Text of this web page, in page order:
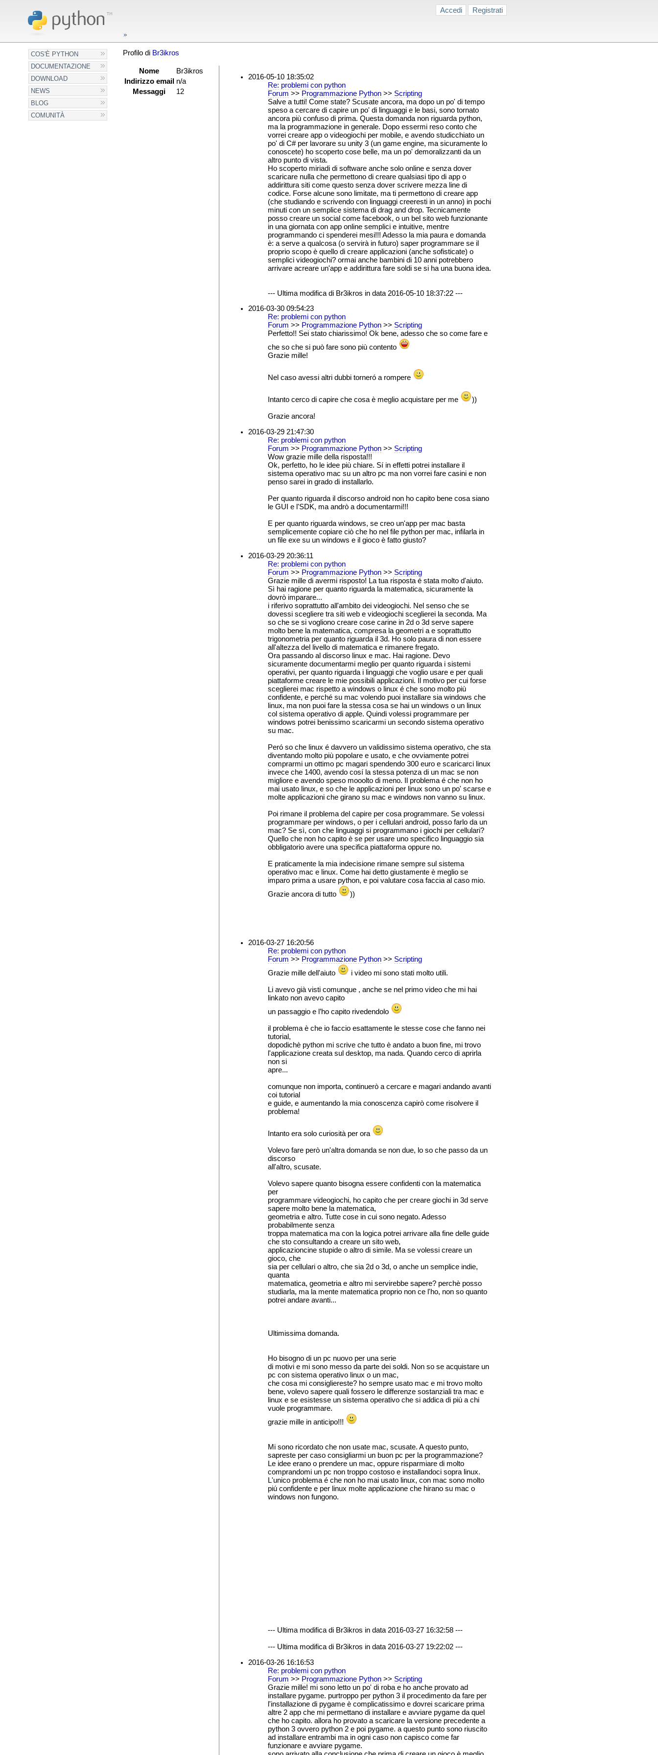
Accedi Registrati
COS'È PYTHON
DOCUMENTAZIONE
DOWNLOAD
NEWS
BLOG
COMUNITÀ
Profilo di Br3ikros
Nome
Br3ikros
Indirizzo email n/a
Messaggi
12
2016-05-10 18:35:02
Re: problemi con python
Forum >> Programmazione Python>> Scripting
Salve a tutti! Come state? Scusate ancora, ma dopo un po' di tempo
speso a cercare di capire un po' di linguaggi e le basi, sono tornato
ancora più confuso di prima. Questa domanda non riguarda python,
ma la programmazione in generale. Dopo essermi reso conto che
vorrei creare app o videogiochi per mobile, e avendo studicchiato un
po' di C# per lavorare su unity 3 (un game engine, ma sicuramente lo
conoscete) ho scoperto cose belle, ma un po' demoralizzanti da un
altro punto di vista.
Ho scoperto miriadi di software anche solo online e senza dover
scaricare nulla che permettono di creare qualsiasi tipo di app o
addirittura siti come questo senza dover scrivere mezza line di
codice. Forse alcune sono limitate, ma ti permettono di creare app
(che studiando e scrivendo con linguaggi creeresti in un anno) in pochi
minuti con un semplice sistema di drag and drop. Tecnicamente
posso creare un social come facebook, o un bel sito web funzionante
in una giornata con app online semplici e intuitive, mentre
programmando ci spenderei mesi!!! Adesso la mia paura e domanda
è: a serve a qualcosa (o servirà in futuro) saper programmare se il
proprio scopo è quello di creare applicazioni (anche sofisticate) o
semplici videogiochi? ormai anche bambini di 10 anni potrebbero
arrivare acreare un'app e addirittura fare soldi se si ha una buona idea.
--- Ultima modifica di Br3ikros in data 2016-05-10 18:37:22 ---
2016-03-30 09:54:23
Re: problemi con python
Forum >> Programmazione Python>> Scripting
Perfetto!! Sei stato chiarissimo! Ok bene, adesso che so come fare e
che so che si può fare sono più contento
Grazie mille!
Nel caso avessi altri dubbi torneró a rompere
Intanto cerco di capire che cosa è meglio acquistare per me ))
Grazie ancora!
2016-03-29 21:47:30
Re: problemi con python
Forum >> Programmazione Python>> Scripting
Wow grazie mille della risposta!!!
Ok, perfetto, ho le idee più chiare. Sí in effetti potrei installare il
sistema operativo mac su un altro pc ma non vorrei fare casini e non
penso sarei in grado di installarlo.
Per quanto riguarda il discorso android non ho capito bene cosa siano
le GUI e l'SDK, ma andrò a documentarmi!!!
E per quanto riguarda windows, se creo un'app per mac basta
semplicemente copiare ciò che ho nel file python per mac, infilarla in
un file exe su un windows e il gioco è fatto giusto?
2016-03-29 20:36:11
Re: problemi con python
Forum >> Programmazione Python>> Scripting
Grazie mille di avermi risposto! La tua risposta é stata molto d'aiuto.
Sì hai ragione per quanto riguarda la matematica, sicuramente la
dovrò imparare...
i riferivo soprattutto all'ambito dei videogiochi. Nel senso che se
dovessi scegliere tra siti web e videogiochi sceglierei la seconda. Ma
so che se si vogliono creare cose carine in 2d o 3d serve sapere
molto bene la matematica, compresa la geometri a e soprattutto
trigonometria per quanto riguarda il 3d. Ho solo paura di non essere
all'altezza del livello di matematica e rimanere fregato.
Ora passando al discorso linux e mac. Hai ragione. Devo
sicuramente documentarmi meglio per quanto riguarda i sistemi
operativi, per quanto riguarda i linguaggi che voglio usare e per quali
piattaforme creare le mie possibili applicazioni. Il motivo per cui forse
sceglierei mac rispetto a windows o linux é che sono molto più
confidente, e perché su mac volendo puoi installare sia windows che
linux, ma non puoi fare la stessa cosa se hai un windows o un linux
col sistema operativo di apple. Quindi volessi programmare per
windows potrei benissimo scaricarmi un secondo sistema operativo
su mac.
Peró so che linux é davvero un validissimo sistema operativo, che sta
diventando molto più popolare e usato, e che ovviamente potrei
comprarmi un ottimo pc magari spendendo 300 euro e scaricarci linux
invece che 1400, avendo cosí la stessa potenza di un mac se non
migliore e avendo speso mooolto di meno. Il problema é che non ho
mai usato linux, e so che le applicazioni per linux sono un po' scarse e
molte applicazioni che girano su mac e windows non vanno su linux.
Poi rimane il problema del capire per cosa programmare. Se volessi
programmare per windows, o per i cellulari android, posso farlo da un
mac? Se sì, con che linguaggi si programmano i giochi per cellulari?
Quello che non ho capito è se per usare uno specifico linguaggio sia
obbligatorio avere una specifica piattaforma oppure no.
E praticamente la mia indecisione rimane sempre sul sistema
operativo mac e linux. Come hai detto giustamente è meglio se
imparo prima a usare python, e poi valutare cosa faccia al caso mio.
Grazie ancora di tutto
))
2016-03-27 16:20:56
Re: problemi con python
Forum >> Programmazione Python>> Scripting
Grazie mille dell'aiuto
i video mi sono stati molto utili.
Li avevo già visti comunque , anche se nel primo video che mi hai
linkato non avevo capito
un passaggio e l’ho capito rivedendolo
il problema è che io faccio esattamente le stesse cose che fanno nei
tutorial,
dopodichè python mi scrive che tutto è andato a buon fine, mi trovo
l'applicazione creata sul desktop, ma nada. Quando cerco di aprirla
non si
apre...
comunque non importa, continuerò a cercare e magari andando avanti
coi tutorial
e guide, e aumentando la mia conoscenza capirò come risolvere il
problema!
Intanto era solo curiosità per ora
Volevo fare però un'altra domanda se non due, lo so che passo da un
discorso
all'altro, scusate.
Volevo sapere quanto bisogna essere confidenti con la matematica
per
programmare videogiochi, ho capito che per creare giochi in 3d serve
sapere molto bene la matematica,
geometria e altro. Tutte cose in cui sono negato. Adesso
probabilmente senza
troppa matematica ma con la logica potrei arrivare alla fine delle guide
che sto consultando a creare un sito web,
applicazioncine stupide o altro di simile. Ma se volessi creare un
gioco, che
sia per cellulari o altro, che sia 2d o 3d, o anche un semplice indie,
quanta
matematica, geometria e altro mi servirebbe sapere? perchè posso
studiarla, ma la mente matematica proprio non ce l'ho, non so quanto
potrei andare avanti...
Ultimissima domanda.
Ho bisogno di un pc nuovo per una serie
di motivi e mi sono messo da parte dei soldi. Non so se acquistare un
pc con sistema operativo linux o un mac,
che cosa mi consigliereste? ho sempre usato mac e mi trovo molto
bene, volevo sapere quali fossero le differenze sostanziali tra mac e
linux e se esistesse un sistema operativo che si addica di più a chi
vuole programmare.
grazie mille in anticipo!!!
Mi sono ricordato che non usate mac, scusate. A questo punto,
sapreste per caso consigliarmi un buon pc per la programmazione?
Le idee erano o prendere un mac, oppure risparmiare di molto
comprandomi un pc non troppo costoso e installandoci sopra linux.
L'unico problema é che non ho mai usato linux, con mac sono molto
piú confidente e per linux molte applicazione che hirano su mac o
windows non fungono.
--- Ultima modifica di Br3ikros in data 2016-03-27 16:32:58 ---
--- Ultima modifica di Br3ikros in data 2016-03-27 19:22:02 ---
2016-03-26 16:16:53
Re: problemi con python
Forum >> Programmazione Python>> Scripting
Grazie mille! mi sono letto un po' di roba e ho anche provato ad
installare pygame. purtroppo per python 3 il procedimento da fare per
l'installazione di pygame è complicatissimo e dovrei scaricare prima
altre 2 app che mi permettano di installare e avviare pygame da quel
che ho capito. allora ho provato a scaricare la versione precedente a
python 3 ovvero python 2 e poi pygame. a questo punto sono riuscito
ad installare entrambi ma in ogni caso non capisco come far
funzionare e avviare pygame.